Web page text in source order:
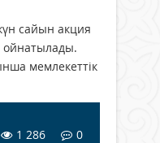
сайын акция
ойнатылады.
мемлекеттік
1 286 0